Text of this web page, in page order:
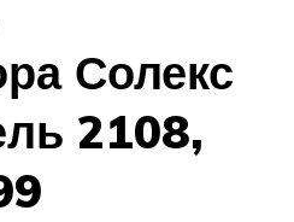
Солекс
2108,